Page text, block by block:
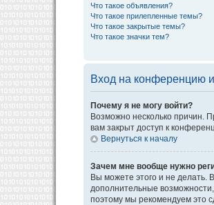
Что такое объявления?
Что такое прилепленные темы?
Что такое закрытые темы?
Что такое значки тем?
Вход на конференцию
Почему я не могу войти?
Возможно несколько причин.
вам закрыт доступ к
Вернуться к началу
Зачем мне вообще нужно
Вы можете этого и не делать.
дополнительные
поэтому мы рекомендуем это